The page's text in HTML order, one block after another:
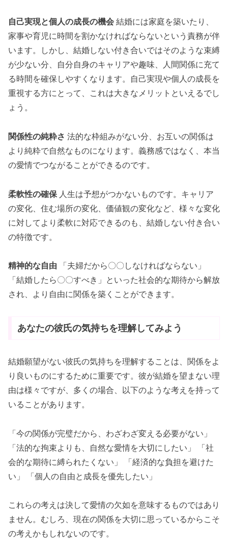
自己実現と個人の成長の機会 結婚には家庭を築いたり、
家事や育児に時間を割かなければならないという責務が伴
います。しかし、結婚しない付き合いではそのような束縛
が少ない分、自分自身のキャリアや趣味、人間関係に充て
る時間を確保しやすくなります。自己実現や個人の成長を
重視する方にとって、これは大きなメリットといえるでし
ょう。
関係性の純粋さ 法的な枠組みがない分、お互いの関係は
より純粋で自然なものになります。義務感ではなく、本当
の愛情でつながることができるのです。
柔軟性の確保 人生は予想がつかないものです。キャリア
の変化、住む場所の変化、価値観の変化など、様々な変化
に対してより柔軟に対応できるのも、結婚しない付き合い
の特徴です。
精神的な自由 「夫婦だから〇〇しなければならない」
「結婚したら〇〇すべき」といった社会的な期待から解放
され、より自由に関係を築くことができます。
あなたの彼氏の気持ちを理解してみよう
結婚願望がない彼氏の気持ちを理解することは、関係をよ
り良いものにするために重要です。彼が結婚を望まない理
由は様々ですが、多くの場合、以下のような考えを持って
いることがあります。
「今の関係が完璧だから、わざわざ変える必要がない」
「法的な拘束よりも、自然な愛情を大切にしたい」 「社
会的な期待に縛られたくない」 「経済的な負担を避けた
い」 「個人の自由と成長を優先したい」
これらの考えは決して愛情の欠如を意味するものではあり
ません。むしろ、現在の関係を大切に思っているからこそ
の考えかもしれないのです。